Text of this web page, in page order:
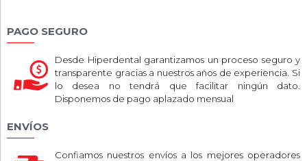
PAGO SEGURO
Desde Hiperdental garantizamos un proceso seguro y
transparente gracias a nuestros años de experiencia. Si
lo desea no tendrá que facilitar ningún dato.
Disponemos de pago aplazado mensual
ENVÍOS
Confiamos nuestros envíos a los mejores operadores